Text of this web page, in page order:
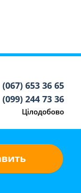
(067) 653 36 65
(099) 244 73 36
Цілодобово